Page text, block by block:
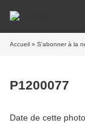
Accueil » S'abonner à la
P1200077
Date de cette